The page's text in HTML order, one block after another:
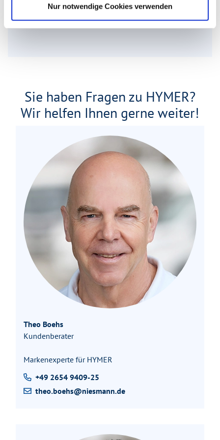
Nur notwendige Cookies verwenden
Infrastruktur Küche, WC
Sie haben Fragen zu HYMER?
Wir helfen Ihnen gerne weiter!
Theo Boehs
Kundenberater
Markenexperte für HYMER
+49 2654 9409-25
theo.boehs@niesmann.de